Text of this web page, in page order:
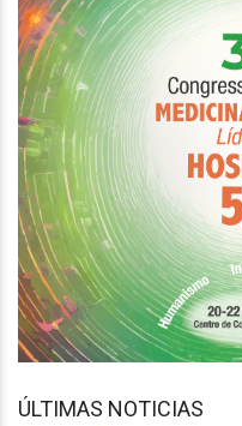
ÚLTIMAS NOTICIAS